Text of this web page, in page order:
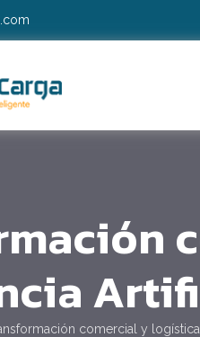
comercial y